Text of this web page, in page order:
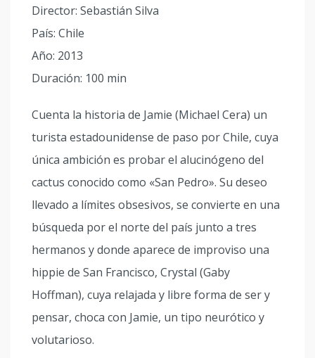
Director: Sebastián Silva
País: Chile
Año: 2013
Duración: 100 min
Cuenta la historia de Jamie (Michael Cera) un
turista estadounidense de paso por Chile, cuya
única ambición es probar el alucinógeno del
cactus conocido como «San Pedro». Su deseo
llevado a límites obsesivos, se convierte en una
búsqueda por el norte del país junto a tres
hermanos y donde aparece de improviso una
hippie de San Francisco, Crystal (Gaby
Hoffman), cuya relajada y libre forma de ser y
pensar, choca con Jamie, un tipo neurótico y
volutarioso.